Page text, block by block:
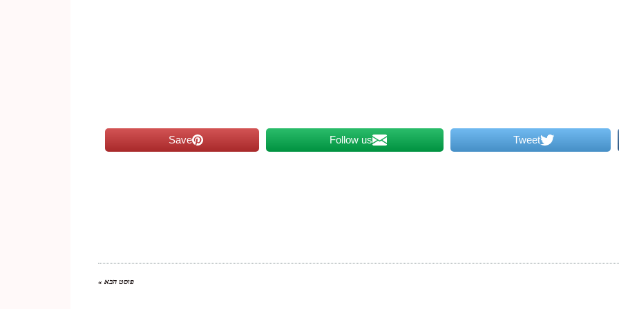
Tweet
Follow us
Save
פוסט הבא »